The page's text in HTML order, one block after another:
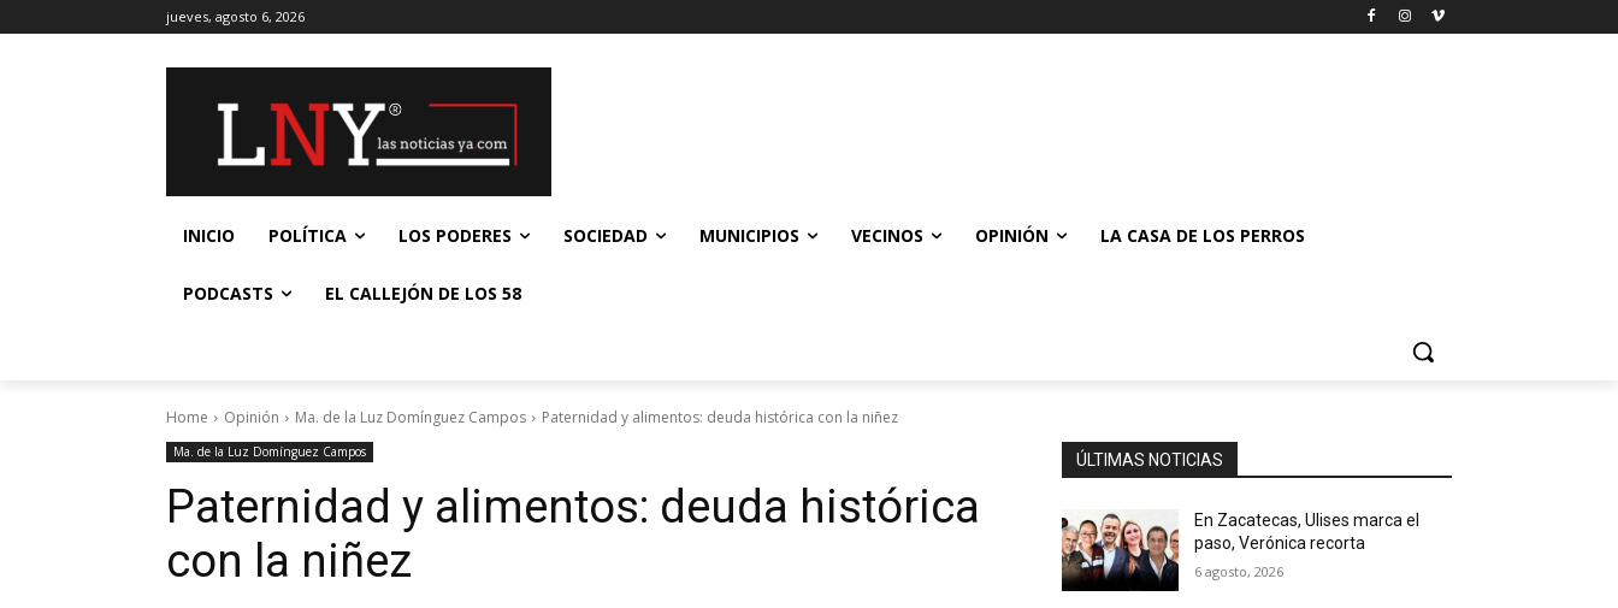
jueves, agosto 6, 2026
INICIO POLÍTICA LOS PODERES SOCIEDAD MUNICIPIOS VECINOS OPINIÓN LA CASA DE LOS PERROS
PODCASTS EL CALLEJÓN DE LOS 58
Home Opinión Ma. de la Luz Domínguez Campos Paternidad y alimentos: deuda histórica con la niñez
Ma. de la Luz Domínguez Campos
Paternidad y alimentos: deuda histórica
con la niñez
ÚLTIMAS NOTICIAS
En Zacatecas, Ulises marca el
paso, Verónica recorta
6 agosto, 2026